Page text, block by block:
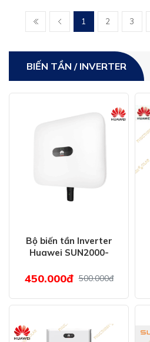
1 2 3
BIẾN TẦN / INVERTER
Bộ biến tần Inverter
Huawei SUN2000-
450.000đ 500.000đ